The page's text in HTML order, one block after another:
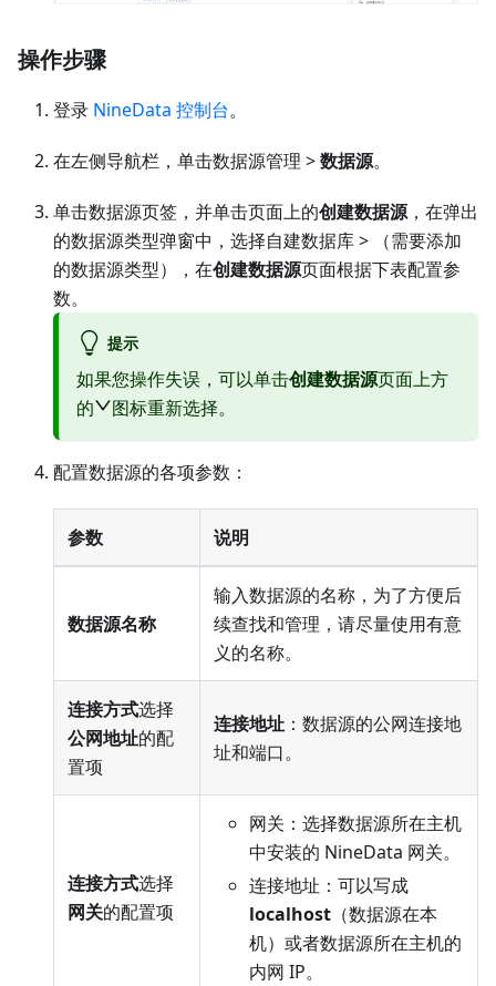
操作步骤
登录 NineData 控制台。
在左侧导航栏，单击数据源管理 >数据源。
单击数据源页签，并单击页面上的创建数据源，在弹出
的数据源类型弹窗中，选择自建数据库> （需要添加
的数据源类型），在创建数据源页面根据下表配置参
数。
提示
如果您操作失误，可以单击创建数据源页面上方
的
图标重新选择。
配置数据源的各项参数：
参数 说明
数据源名称
输入数据源的名称，为了方便后
续查找和管理，请尽量使用有意
义的名称。
连接方式选择
公网地址的配
置项
连接地址 ：数据源的公网连接地
址和端口。
连接方式选择
网关的配置项
网关：选择数据源所在主机
中安装的 NineData 网关。
连接地址：可以写成
localhost （数据源在本
机）或者数据源所在主机的
内网 IP。